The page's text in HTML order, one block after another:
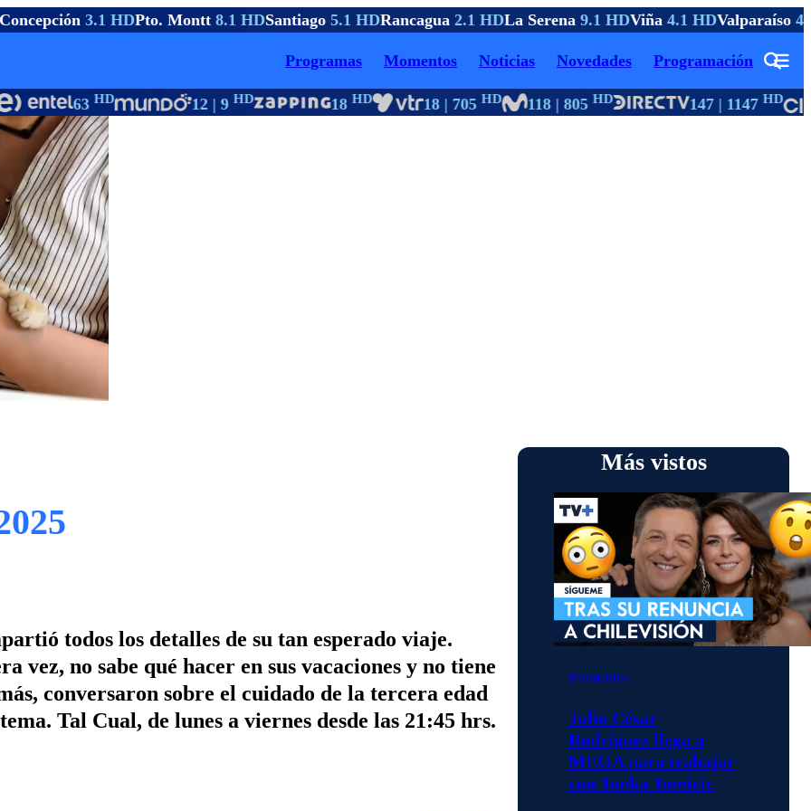
3.1 HDPto. Montt8.1 HDSantiago5.1 HDRancagua2.1 HDLa Serena9.1 HDViña4.1 HDValparaíso
Programas Momentos Noticias Novedades Programación
63HD 12 | 9HD 18HD 18 | 705HD 118 | 805HD 147 | 1147HD
todos los detalles de su tan esperado viaje.
vez, no sabe qué hacer en sus vacaciones y no tiene
conversaron sobre el cuidado de la tercera edad
Tal Cual, de lunes a viernes desde las 21:45 hrs.
Más vistos
Momentos
Julio César
Rodríguez llega a
MEGA para trabajar
con Tonka Tomicic